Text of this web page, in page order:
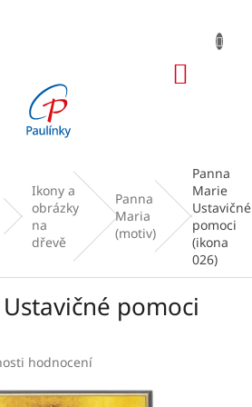
Ikony a
obrázky
na
dřevě
Panna
Maria
(motiv)
Panna
Marie
Ustavičné
pomoci
(ikona
026)
pomoci
hodnocení